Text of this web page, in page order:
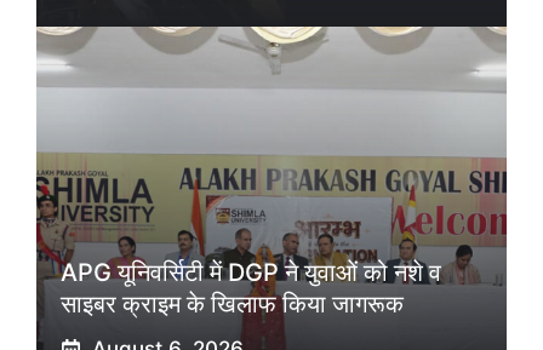
APG यूनिवर्सिटी में DGP ने युवाओं को नशे व
साइबर क्राइम के खिलाफ किया जागरूक